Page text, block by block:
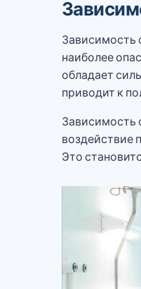
Зависимость
наиболее
обладает
приводит к
Зависимость
воздействие
Это